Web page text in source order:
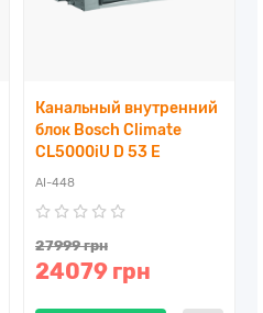
Канальный внутренний
блок Bosch Climate
CL5000iU D 53 E
AI-448
27999 грн
24079 грн